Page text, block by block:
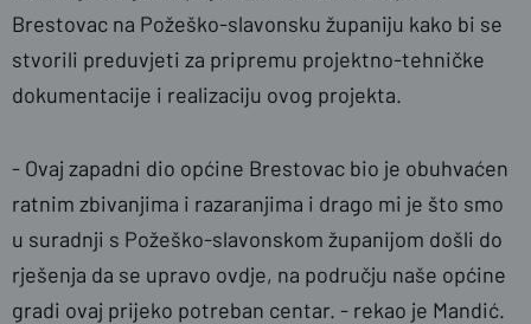
Brestovac na Požeško-slavonsku županiju kako bi se
stvorili preduvjeti za pripremu projektno-tehničke
dokumentacije i realizaciju ovog projekta.
- Ovaj zapadni dio općine Brestovac bio je obuhvaćen
ratnim zbivanjima i razaranjima i drago mi je što smo
u suradnji s Požeško-slavonskom županijom došli do
rješenja da se upravo ovdje, na području naše općine
gradi ovaj prijeko potreban centar. - rekao je Mandić.